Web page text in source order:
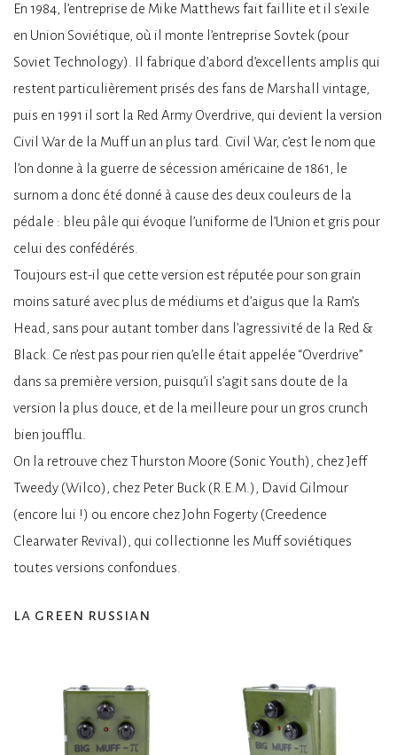
En 1984, l’entreprise de Mike Matthews fait faillite et il s’exile
en Union Soviétique, où il monte l’entreprise Sovtek (pour
Soviet Technology). Il fabrique d’abord d’excellents amplis qui
restent particulièrement prisés des fans de Marshall vintage,
puis en 1991 il sort la Red Army Overdrive, qui devient la version
Civil War de la Muff un an plus tard. Civil War, c’est le nom que
l’on donne à la guerre de sécession américaine de 1861, le
surnom a donc été donné à cause des deux couleurs de la
pédale : bleu pâle qui évoque l’uniforme de l’Union et gris pour
celui des confédérés.
Toujours est-il que cette version est réputée pour son grain
moins saturé avec plus de médiums et d’aigus que la Ram’s
Head, sans pour autant tomber dans l’agressivité de la Red &
Black. Ce n’est pas pour rien qu’elle était appelée “Overdrive”
dans sa première version, puisqu’il s’agit sans doute de la
version la plus douce, et de la meilleure pour un gros crunch
bien joufflu.
On la retrouve chez Thurston Moore (Sonic Youth), chez Jeff
Tweedy (Wilco), chez Peter Buck (R.E.M.), David Gilmour
(encore lui !) ou encore chez John Fogerty (Creedence
Clearwater Revival), qui collectionne les Muff soviétiques
toutes versions confondues.
la green russian